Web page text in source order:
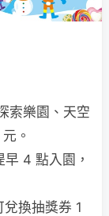
索樂園、天空
。
早 4 點入園，
換抽獎券 1